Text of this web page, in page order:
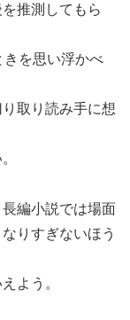
推測してもら
を思い浮かべ
取り読み手に想
編小説では場面
りすぎないほう
よう。